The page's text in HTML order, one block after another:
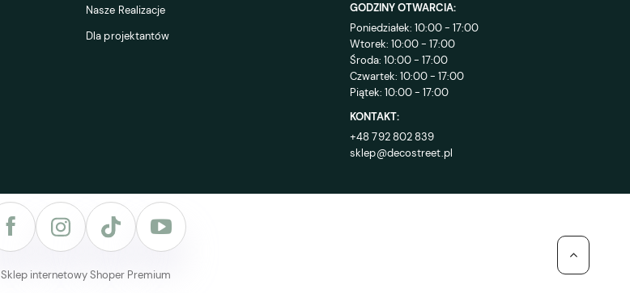
Nasze Realizacje
Dla projektantów
GODZINY OTWARCIA:
Poniedziałek: 10:00 - 17:00
Wtorek: 10:00 - 17:00
Środa: 10:00 - 17:00
Czwartek: 10:00 - 17:00
Piątek: 10:00 - 17:00
KONTAKT:
+48 792 802 839
sklep@decostreet.pl
Sklep internetowy Shoper Premium